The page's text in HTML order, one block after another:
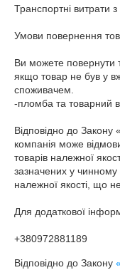
Транспортні витрати
Умови повернення
Ви можете повернути
якщо товар не був у
споживачем.
-пломба та товарний
Відповідно до Закону
компанія може
товарів належної
зазначених у чинному
належної якості, що
Для додаткової
+380972881189
Відповідно до Закону